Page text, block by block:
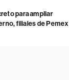
para ampliar
filiales de Pemex